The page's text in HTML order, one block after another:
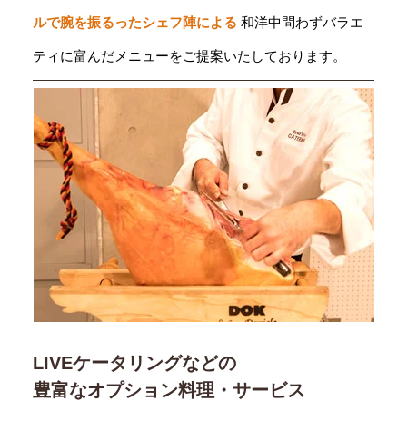
ルで腕を振るったシェフ陣による 和洋中問わずバラエ
ティに富んだメニューをご提案いたしております。
LIVEケータリングなどの
豊富なオプション料理・サービス